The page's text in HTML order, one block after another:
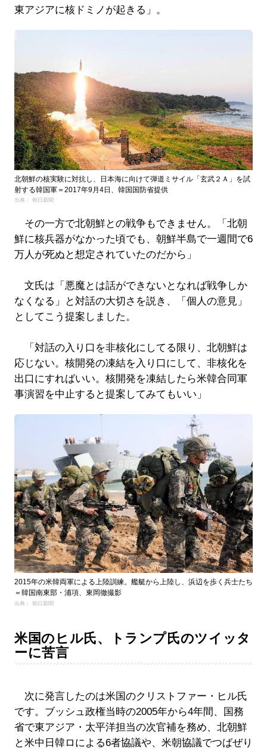
東アジアに核ドミノが起きる」。
北朝鮮の核実験に対抗し、日本海に向けて弾道ミサイル「玄武２Ａ」を試
射する韓国軍＝2017年9月4日、韓国国防省提供
出典： 朝日新聞
その一方で北朝鮮との戦争もできません。「北朝
鮮に核兵器がなかった頃でも、朝鮮半島で一週間で6
万人が死ぬと想定されていたのだから」
文氏は「悪魔とは話ができないとなれば戦争しか
なくなる」と対話の大切さを説き、「個人の意見」
としてこう提案しました。
「対話の入り口を非核化にしてる限り、北朝鮮は
応じない。核開発の凍結を入り口にして、非核化を
出口にすればいい。核開発を凍結したら米韓合同軍
事演習を中止すると提案してみてもいい」
2015年の米韓両軍による上陸訓練。艦艇から上陸し、浜辺を歩く兵士たち
＝韓国南東部・浦項、東岡徹撮影
出典： 朝日新聞
米国のヒル氏、トランプ氏のツイッタ
ーに苦言
次に発言したのは米国のクリストファー・ヒル氏
です。ブッシュ政権当時の2005年から4年間、国務
省で東アジア・太平洋担当の次官補を務め、北朝鮮
と米中日韓ロによる6者協議や、米朝協議でつばぜり